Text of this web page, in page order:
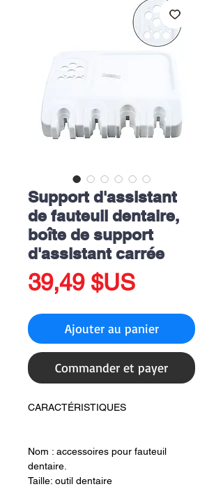
Support d'assistant
de fauteuil dentaire,
boîte de support
d'assistant carrée
39,49 $USPrix
Ajouter au panier
Commander et payer
CARACTÉRISTIQUES
Nom : accessoires pour fauteuil
dentaire.
Taille: outil dentaire